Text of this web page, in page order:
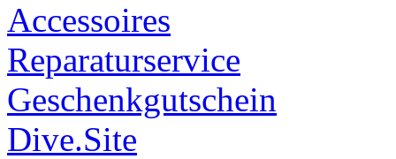
Accessoires
Reparaturservice
Geschenkgutschein
Dive.Site